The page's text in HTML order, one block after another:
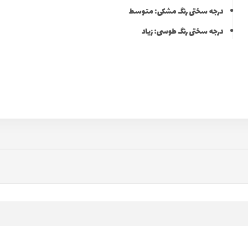
درجه سختی رنگ مشکی: متوسط
درجه سختی رنگ طوسی: زیاد